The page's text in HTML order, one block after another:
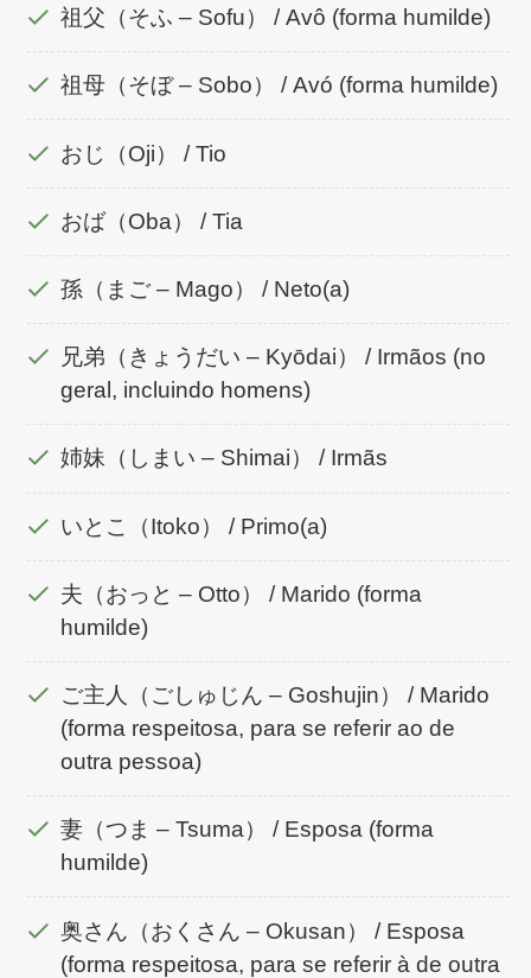
祖父（そふ – Sofu） / Avô (forma humilde)
祖母（そぼ – Sobo） / Avó (forma humilde)
おじ（Oji） / Tio
おば（Oba） / Tia
孫（まご – Mago） / Neto(a)
兄弟（きょうだい – Kyōdai） / Irmãos (no
geral, incluindo homens)
姉妹（しまい – Shimai） / Irmãs
いとこ（Itoko） / Primo(a)
夫（おっと – Otto） / Marido (forma
humilde)
ご主人（ごしゅじん – Goshujin） / Marido
(forma respeitosa, para se referir ao de
outra pessoa)
妻（つま – Tsuma） / Esposa (forma
humilde)
奥さん（おくさん – Okusan） / Esposa
(forma respeitosa, para se referir à de outra